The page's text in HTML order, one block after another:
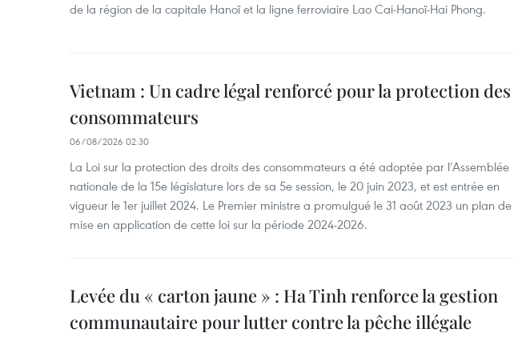
de la région de la capitale Hanoï et la ligne ferroviaire Lao Cai-Hanoï-Hai Phong.
Vietnam : Un cadre légal renforcé pour la protection des
consommateurs
06/08/2026 02:30
La Loi sur la protection des droits des consommateurs a été adoptée par l’Assemblée
nationale de la 15e législature lors de sa 5e session, le 20 juin 2023, et est entrée en
vigueur le 1er juillet 2024. Le Premier ministre a promulgué le 31 août 2023 un plan de
mise en application de cette loi sur la période 2024-2026.
Levée du « carton jaune » : Ha Tinh renforce la gestion
communautaire pour lutter contre la pêche illégale